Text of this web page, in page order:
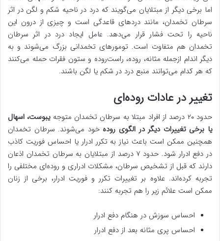
اما برخی دیگر از مبتلایان می‌گویند که درد در ناحیه شکم و لگن در اثر
سرطان تخمدان، مانند دردهای قاعدگی است و چیزی از درون این
ناحیه را تحت فشار قرار می‌دهد. عامل ایجاد درد در اثر سرطان
تخمدان هم متفاوت است. تومورهای تخمدانی بزرگ می‌شوند و به
دیگر اندام ازجمله مثانه، روده، راست‌روده و ستون فقرات حمله می‌کنند
که هر کدام می‌توانند منبع درد در شکم یا لگن باشند.
تغییر در عادات روده‌ای
حدود ۲۰ درصد از افراد مبتلا به سرطان تخمدان متوجه
یبوست، اسهال
یا برخی تغییرات دیگر در الگوی روده خود می‌شوند. سرطان تخمدان
همچنین ممکن است باعث نیاز به تکرر ادرار یا احساس فوریت کاذب
در دفع ادرار شود. حدود ۷ درصد از مبتلایان به سرطان تخمدان اذعان
دارند که قبل از تشخیص سرطان، مشکلات ادراری و روده‌ای مختلفی را
تجربه کرده‌اند. علاوه بر تغییرات تکرر و فوریت ادرار، برخی از زنان
ممکن است علائم زیر را هم تجربه کنند:
احساس سوزش در هنگام دفع ادرار
احساس پری مثانه بعد از دفع ادرار